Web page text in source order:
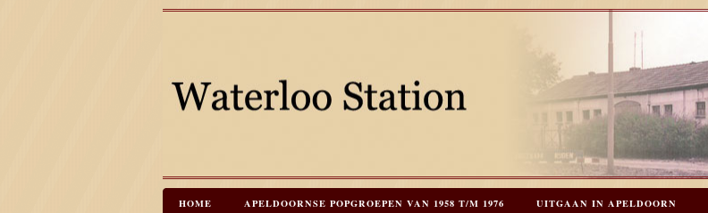
HOME APELDOORNSE POPGROEPEN VAN 1958 T/M 1976 UITGAAN IN APELDOORN